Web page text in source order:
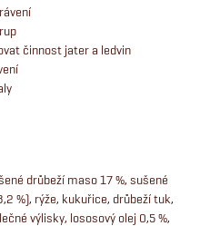
činnost jater a ledvin
drůbeží maso 17 %, sušené
%), rýže, kukuřice, drůbeží tuk,
výlisky, lososový olej 0,5 %,